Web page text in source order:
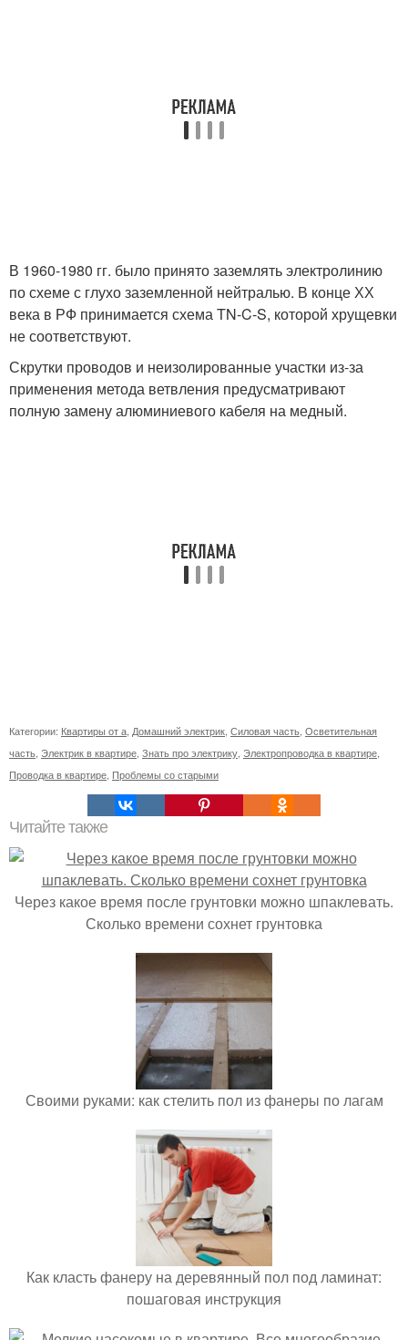
В 1960-1980 гг. было принято заземлять электролинию
по схеме с глухо заземленной нейтралью. В конце ХХ
века в РФ принимается схема TN-C-S, которой хрущевки
не соответствуют.
Скрутки проводов и неизолированные участки из-за
применения метода ветвления предусматривают
полную замену алюминиевого кабеля на медный.
Категории: Квартиры от а, Домашний электрик, Силовая часть, Осветительная
часть, Электрик в квартире, Знать про электрику, Электропроводка в квартире,
Проводка в квартире, Проблемы со старыми
Читайте также
Через какое время после грунтовки можно шпаклевать.
Сколько времени сохнет грунтовка
Своими руками: как стелить пол из фанеры по лагам
Как класть фанеру на деревянный пол под ламинат:
пошаговая инструкция